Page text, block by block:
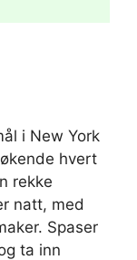
i New York
hvert
rekke
natt, med
Spaser
ta inn